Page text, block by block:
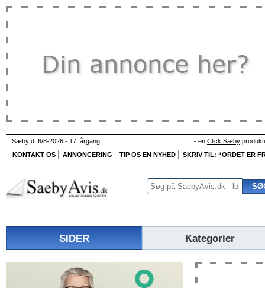
Sæby d. 6/8-2026 - 17. årgang - en Click Sæby
KONTAKT OS
ANNONCERING TIP OS EN NYHED SKRIV TIL: “ORDET ER
SIDER Kategorier